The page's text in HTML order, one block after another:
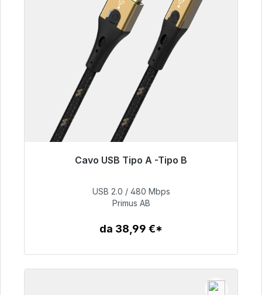
Cavo USB Tipo A -Tipo B
Pronto per la spedizione immediata, tempo di
76,99 €
USB 2.0 / 480 Mbps
Primus AB
da 38,99 €*